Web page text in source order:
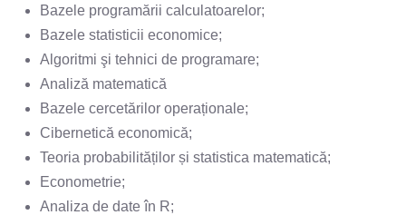
Bazele programării calculatoarelor;
Bazele statisticii economice;
Algoritmi şi tehnici de programare;
Analiză matematică
Bazele cercetărilor operaționale;
Cibernetică economică;
Teoria probabilităților și statistica matematică;
Econometrie;
Analiza de date în R;